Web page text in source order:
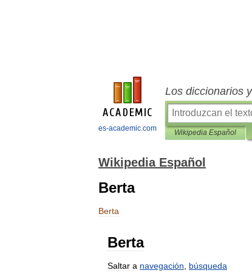
es-academic.com
Los diccionarios
Wikipedia Español
Wikipedia Español
Berta
Berta
Berta
Saltar a navegación
búsqueda